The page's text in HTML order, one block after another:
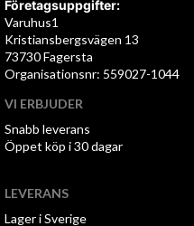
Företagsuppgifter:
Varuhus1
Kristiansbergsvägen 13
73730 Fagersta
Organisationsnr: 559027-1044
VI ERBJUDER
Snabb leverans
Öppet köp i 30 dagar
LEVERANS
Lager i Sverige